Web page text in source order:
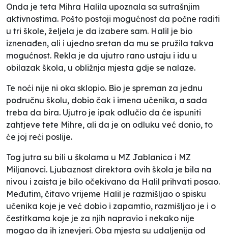
Onda je teta Mihra Halila upoznala sa sutrašnjim
aktivnostima. Pošto postoji mogućnost da počne raditi
u tri škole, željela je da izabere sam. Halil je bio
iznenađen, ali i ujedno sretan da mu se pružila takva
mogućnost. Rekla je da ujutro rano ustaju i idu u
obilazak škola, u obližnja mjesta gdje se nalaze.
Te noći nije ni oka sklopio. Bio je spreman za jednu
područnu školu, dobio čak i imena učenika, a sada
treba da bira. Ujutro je ipak odlučio da će ispuniti
zahtjeve tete Mihre, ali da je on odluku već donio, to
će joj reći poslije.
Tog jutra su bili u školama u MZ Jablanica i MZ
Miljanovci. Ljubaznost direktora ovih škola je bila na
nivou i zaista je bilo očekivano da Halil prihvati posao.
Međutim, čitavo vrijeme Halil je razmišljao o spisku
učenika koje je već dobio i zapamtio, razmišljao je i o
čestitkama koje je za njih napravio i nekako nije
mogao da ih iznevjeri. Oba mjesta su udaljenija od